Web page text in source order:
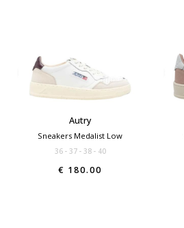
Autry
Sneakers Medalist Low
36 37 38 40
€ 180.00